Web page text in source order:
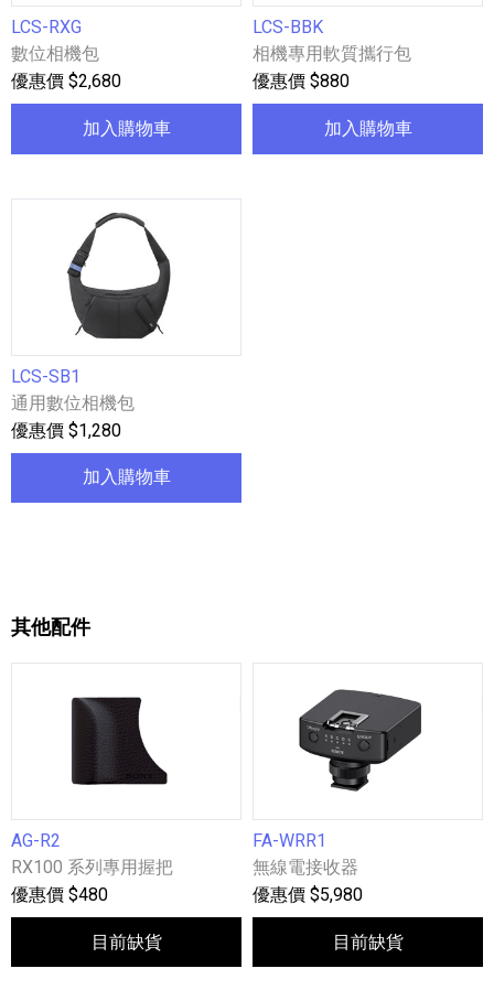
LCS-RXG
數位相機包
優惠價 $2,680
加入購物車
LCS-BBK
相機專用軟質攜行包
優惠價 $880
加入購物車
LCS-SB1
通用數位相機包
優惠價 $1,280
加入購物車
其他配件
AG-R2
RX100 系列專用握把
優惠價 $480
目前缺貨
FA-WRR1
無線電接收器
優惠價 $5,980
目前缺貨